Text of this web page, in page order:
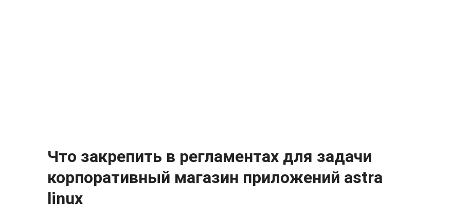
Что закрепить в регламентах для задачи
корпоративный магазин приложений astra
linux